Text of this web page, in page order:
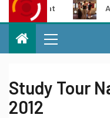
Alkotói
Study Tour
2012